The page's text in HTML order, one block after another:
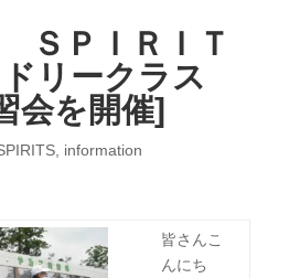
ＳＰＩＲＩＴ
ドリークラス
会を開催]
, information
皆さんこ
んにち